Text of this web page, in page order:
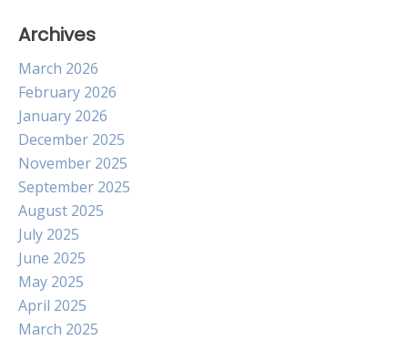
Archives
March 2026
February 2026
January 2026
December 2025
November 2025
September 2025
August 2025
July 2025
June 2025
May 2025
April 2025
March 2025